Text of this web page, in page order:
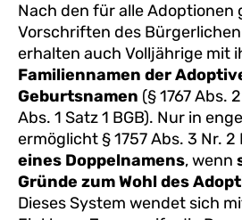
Nach den für alle Adoptionen
Vorschriften des
erhalten auch Volljährige mit
Familiennamen der
Geburtsnamen (§ 1767 Abs.
Abs. 1 Satz 1 BGB). Nur in
ermöglicht § 1757 Abs. 3 Nr. 2
eines Doppelnamens, wenn
Gründe zum Wohl des
Dieses System wendet sich